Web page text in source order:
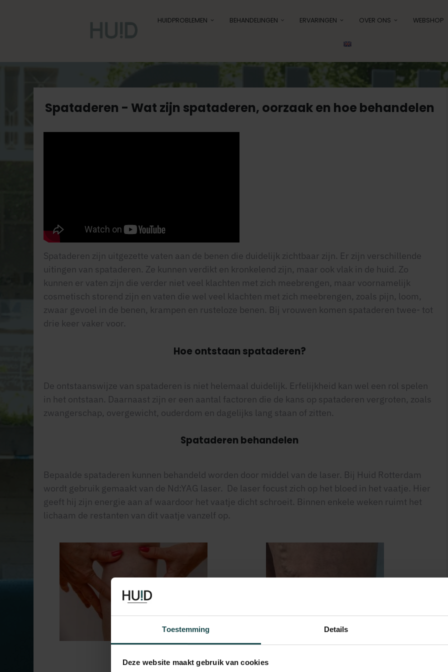
Toestemming Details
Deze website maakt gebruik van cookies
HUIDPROBLEMEN BEHANDELINGEN ERVARINGEN OVER ONS WEBSHOP
Spataderen - Wat zijn spataderen, oorzaak en hoe behandelen
Spataderen zijn uitgezette vaten aan de benen die duidelijk zichtbaar zijn. Er zijn verschillende
uitingen van spataderen. Ze kunnen verdikt en kronkelend zijn, maar ook vlak in de huid. Zo
kunnen er vaten zijn die verder niet veel klachten met zich meebrengen, maar voornamelijk
cosmetisch storend zijn en vaten die wel veel klachten met zich meebrengen, zoals pijn, loom,
zwaar gevoel in de benen, krampen en rusteloze benen. Bij vrouwen komen spataderen twee- tot
drie keer vaker voor.
Hoe ontstaan spataderen?
De ontstaanswijze van spataderen is niet helemaal duidelijk. Erfelijkheid kan wel een rol spelen
in het ontstaan. Daarnaast zijn er een aantal factoren die de kans op spataderen vergroten, zoals
zwangerschap, overgewicht, ouderdom en dagelijks lang staan of zitten.
Spataderen behandelen
Bepaalde spataderen kunnen behandeld worden door middel van de laser. Bij Huid Rotterdam
wordt gebruik gemaakt van de Nd:YAG laser. De laser focust zich op het bloed in het vaatje. Hier
geeft hij zijn energie aan af waardoor het vaatje dicht schroeit. Binnen enkele weken ruimt het
lichaam de restanten van dit vaatje vanzelf op.